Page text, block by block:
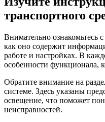
транспортного
Внимательно ознакомьтесь
как оно содержит
работе и настройках. В
особенности функционала,
Обратите внимание на
системе. Здесь указаны
освещение, что поможет
неисправностей.